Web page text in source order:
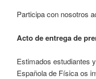
Participa con nosotros
Acto de entrega de
Estimados estudiantes
Española de Física os